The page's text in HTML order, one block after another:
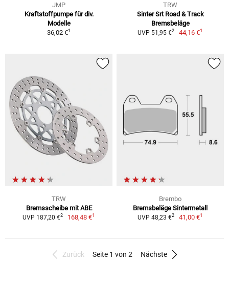
JMP
Kraftstoffpumpe für div.
Modelle
36,02 €1
TRW
Sinter Srt Road & Track
Bremsbeläge
UVP 51,95 €2 44,16 €1
TRW
Bremsscheibe mit ABE
UVP 187,20 €2 168,48 €1
Brembo
Bremsbeläge Sintermetall
UVP 48,23 €2 41,00 €1
Zurück Seite 1 von 2 Nächste